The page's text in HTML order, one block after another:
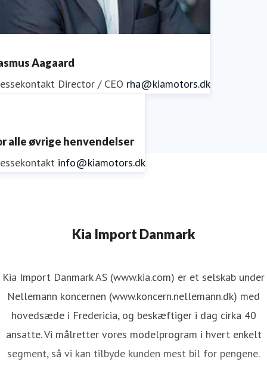
Aagaard
Director / CEO rha@kiamotors.dk
alle øvrige henvendelser
info@kiamotors.dk
Kia Import Danmark
Kia Import Danmark AS (www.kia.com) er et selskab under
Nellemann koncernen (www.koncern.nellemann.dk) med
hovedsæde i Fredericia, og beskæftiger i dag cirka 40
ansatte. Vi målretter vores modelprogram i hvert enkelt
segment, så vi kan tilbyde kunden mest bil for pengene.